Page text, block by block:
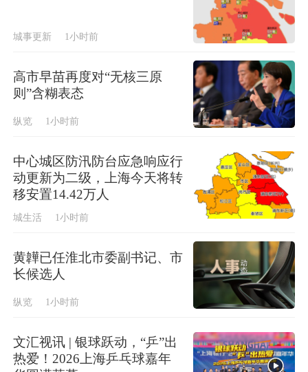
城事更新 1小时前
高市早苗再度对“无核三原
则”含糊表态
纵览 1小时前
中心城区防汛防台应急响应行
动更新为二级，上海今天将转
移安置14.42万人
城生活 1小时前
黄韡已任淮北市委副书记、市
长候选人
纵览 1小时前
文汇视讯 | 银球跃动，“乒”出
热爱！2026上海乒乓球嘉年